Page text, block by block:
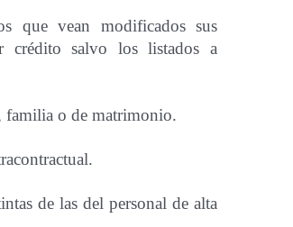
que vean modificados sus
crédito salvo los listados a
familia o de matrimonio.
de las del personal de alta